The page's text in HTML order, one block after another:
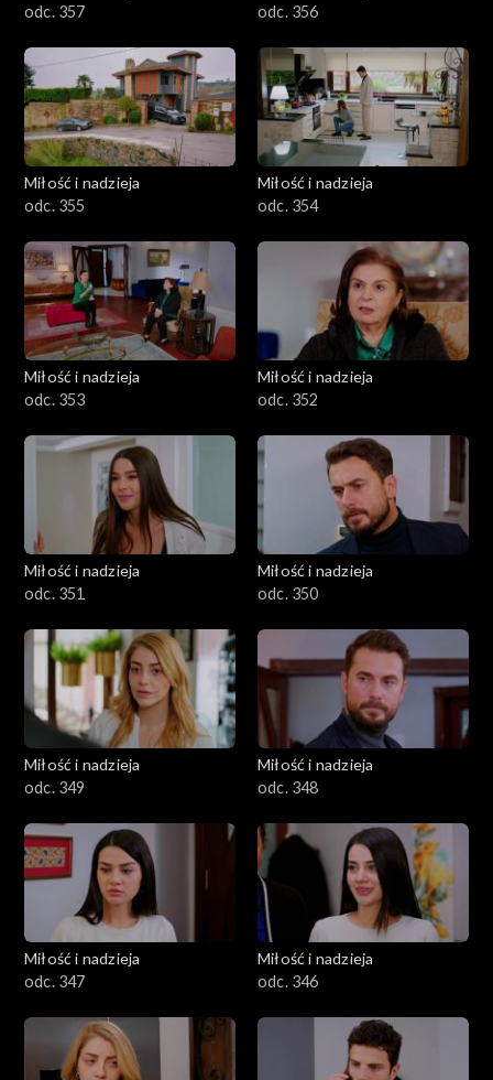
odc. 357
odc. 356
Miłość i nadzieja
odc. 355
Miłość i nadzieja
odc. 354
Miłość i nadzieja
odc. 353
Miłość i nadzieja
odc. 352
Miłość i nadzieja
odc. 351
Miłość i nadzieja
odc. 350
Miłość i nadzieja
odc. 349
Miłość i nadzieja
odc. 348
Miłość i nadzieja
odc. 347
Miłość i nadzieja
odc. 346